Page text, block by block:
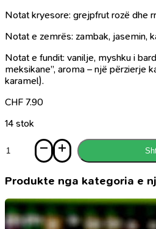
Notat kryesore: grejpfrut rozë dhe
Notat e zemrës: zambak, jasemin,
Notat e fundit: vanilje, myshku i
meksikane”, aroma – një përzierje
karamel).
CHF 7.90
14 stok
Parfum
Musk
classic,
6ml
Produkte nga kategoria e